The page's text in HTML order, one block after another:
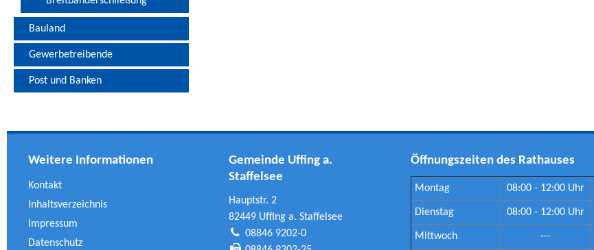
Bauland
Gewerbetreibende
Post und Banken
Weitere Informationen
Kontakt
Inhaltsverzeichnis
Impressum
Datenschutz
Gemeinde Uffing a.
Staffelsee
Hauptstr. 2
82449 Uffing a. Staffelsee
08846 9202-0
Öffnungszeiten des Rathauses
Montag 08:00 - 12:00 Uhr
Dienstag 08:00 - 12:00 Uhr
Mittwoch ---